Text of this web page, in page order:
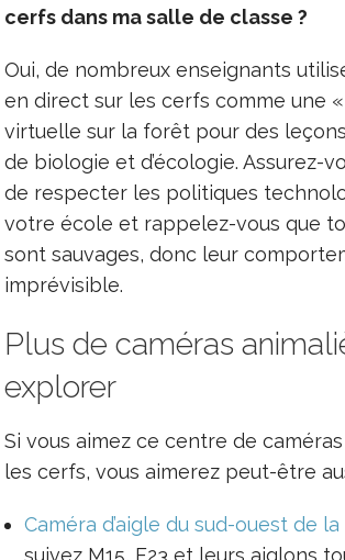
cerfs dans ma salle de classe ?
Oui, de nombreux enseignants
en direct sur les cerfs comme une
virtuelle sur la forêt pour des
de biologie et d’écologie. Assurez-
de respecter les politiques
votre école et rappelez-vous que
sont sauvages, donc leur
imprévisible.
Plus de caméras
explorer
Si vous aimez ce centre de
les cerfs, vous aimerez peut-être
Caméra d’aigle du sud-ouest de
suivez M15, F23 et leurs aiglons